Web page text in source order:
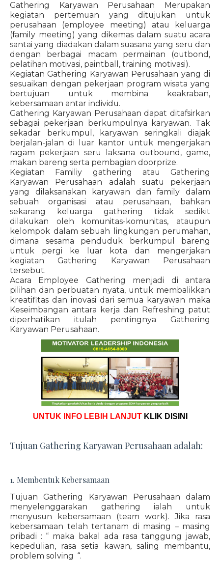
Gathering Karyawan Perusahaan Merupakan
kegiatan pertemuan yang ditujukan untuk
perusahaan (employee meeting) atau keluarga
(family meeting) yang dikemas dalam suatu acara
santai yang diadakan dalam suasana yang seru dan
dengan berbagai macam permainan (outbond,
pelatihan motivasi, paintball, training motivasi).
Kegiatan Gathering Karyawan Perusahaan yang di
sesuaikan dengan pekerjaan program wisata yang
bertujuan untuk membina keakraban,
kebersamaan antar individu.
Gathering Karyawan Perusahaan dapat ditafsirkan
sebagai pekerjaan berkumpulnya karyawan. Tak
sekadar berkumpul, karyawan seringkali diajak
berjalan-jalan di luar kantor untuk mengerjakan
ragam pekerjaan seru laksana outbound, game,
makan bareng serta pembagian doorprize.
Kegiatan Familiy gathering atau Gathering
Karyawan Perusahaan adalah suatu pekerjaan
yang dilaksanakan karyawan dan family dalam
sebuah organisasi atau perusahaan, bahkan
sekarang keluarga gathering tidak sedikit
dilakukan oleh komunitas-komunitas, ataupun
kelompok dalam sebuah lingkungan perumahan,
dimana sesama penduduk berkumpul bareng
untuk pergi ke luar kota dan mengerjakan
kegiatan Gathering Karyawan Perusahaan
tersebut.
Acara Employee Gathering menjadi di antara
pilihan dan perbuatan nyata, untuk membalikkan
kreatifitas dan inovasi dari semua karyawan maka
Keseimbangan antara kerja dan Refreshing patut
diperhatikan itulah pentingnya Gathering
Karyawan Perusahaan.
UNTUK INFO LEBIH LANJUT KLIK DISINI
Tujuan Gathering Karyawan Perusahaan adalah:
1. Membentuk Kebersamaan
Tujuan Gathering Karyawan Perusahaan dalam
menyelenggarakan gathering ialah untuk
menyusun kebersamaan (team work). Jika rasa
kebersamaan telah tertanam di masing – masing
pribadi : “ maka bakal ada rasa tanggung jawab,
kepedulian, rasa setia kawan, saling membantu,
problem solving “.